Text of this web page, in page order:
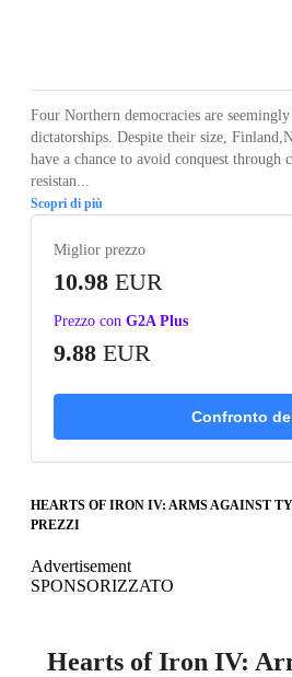
Four Northern democracies are
dictatorships. Despite their size,
have a chance to avoid conquest
resistan...
Scopri di più
Miglior prezzo
10.98 EUR
Prezzo con G2A Plus
9.88 EUR
Confronto
HEARTS OF IRON IV: ARMS AGAINST
PREZZI
Advertisement
SPONSORIZZATO
Hearts of Iron IV: